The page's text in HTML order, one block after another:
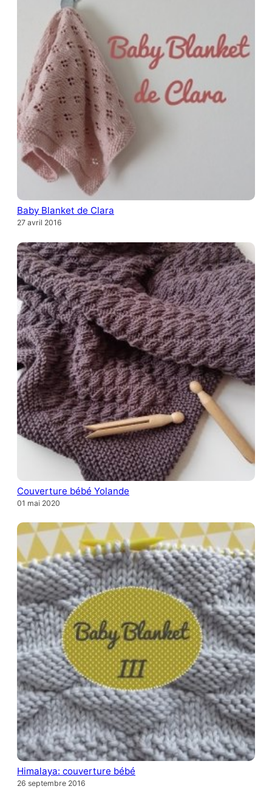
Baby Blanket de Clara
27 avril 2016
Couverture bébé Yolande
01 mai 2020
Himalaya: couverture bébé
26 septembre 2016